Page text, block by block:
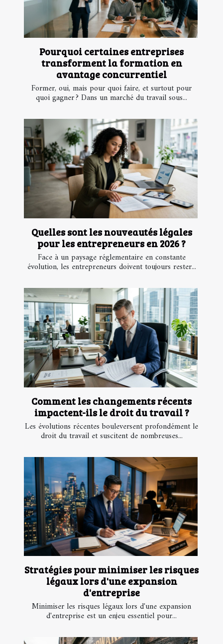
Pourquoi certaines entreprises
transforment la formation en
avantage concurrentiel
Former, oui, mais pour quoi faire, et surtout pour
quoi gagner ? Dans un marché du travail sous...
Quelles sont les nouveautés légales
pour les entrepreneurs en 2026 ?
Face à un paysage réglementaire en constante
évolution, les entrepreneurs doivent toujours rester...
Comment les changements récents
impactent-ils le droit du travail ?
Les évolutions récentes bouleversent profondément le
droit du travail et suscitent de nombreuses...
Stratégies pour minimiser les risques
légaux lors d'une expansion
d'entreprise
Minimiser les risques légaux lors d'une expansion
d'entreprise est un enjeu essentiel pour...